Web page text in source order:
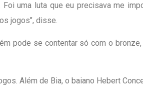
uma luta que eu precisava me
jogos", disse.
pode se contentar só com o
Além de Bia, o baiano Hebert